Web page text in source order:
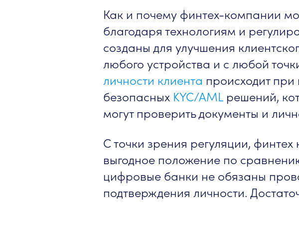
Как и почему финтех-компании
благодаря технологиям и
созданы для улучшения
любого устройства и с любой
личности клиента происходит
безопасных KYC/AML решений,
могут проверить документы и
С точки зрения регуляции,
выгодное положение по
цифровые банки не обязаны
подтверждения личности.